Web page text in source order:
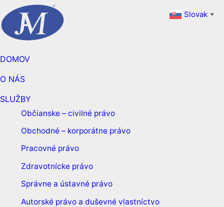
DOMOV
O NÁS
SLUŽBY
Občianske – civilné právo
Obchodné – korporátne právo
Pracovné právo
Zdravotnícke právo
Správne a ústavné právo
Autorské právo a duševné vlastníctvo
Slovak ▼